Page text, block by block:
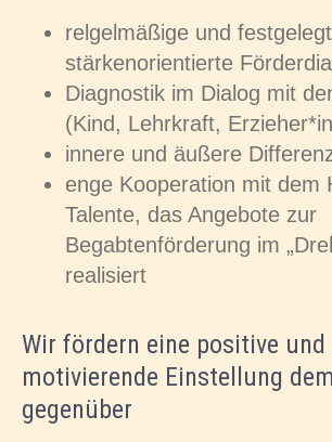
relgelmäßige und
stärkenorientierte
Diagnostik im Dialog mit
(Kind, Lehrkraft,
innere und äußere
enge Kooperation mit dem
Talente, das Angebote zur
Begabtenförderung im
realisiert
Wir fördern eine positive und
motivierende Einstellung
gegenüber